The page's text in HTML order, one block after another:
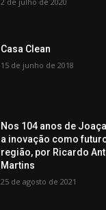
Casa Clean
15 de junho de 2018
Nos 104 anos de
a inovação como
região, por Ricardo
Martins
25 de agosto de 2021